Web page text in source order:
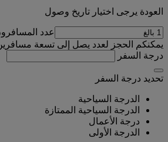
العودة يرجى اختيار تاريخ وصول
عدد
يمكنكم الحجز لعدد يصل إلى تسعة
درجة السفر
تحديد درجة السفر
الدرجة السياحية
الدرجة السياحية الممتازة
درجة الأعمال
الدرجة الأولى